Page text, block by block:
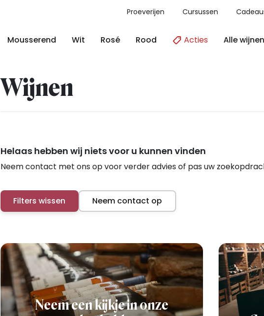
Proeverijen Cursussen
Mousserend Wit Rosé Rood Acties Alle wijnen
Wijnen
Helaas hebben wij niets voor u kunnen vinden
Neem contact met ons op voor verder advies of pas uw
Filters wissen Neem contact op
Neem een kijkje in onze